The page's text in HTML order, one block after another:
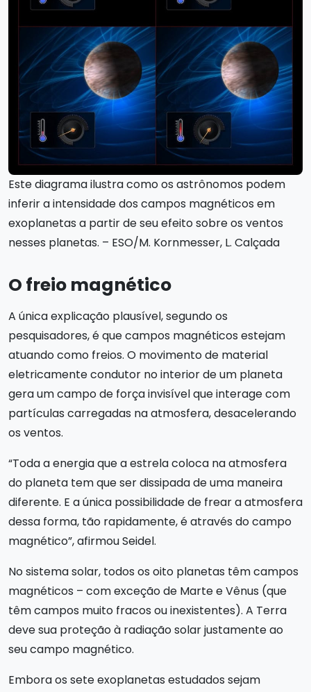
Este diagrama ilustra como os astrônomos podem
inferir a intensidade dos campos magnéticos em
exoplanetas a partir de seu efeito sobre os ventos
nesses planetas. – ESO/M. Kornmesser, L. Calçada
O freio magnético
A única explicação plausível, segundo os
pesquisadores, é que campos magnéticos estejam
atuando como freios. O movimento de material
eletricamente condutor no interior de um planeta
gera um campo de força invisível que interage com
partículas carregadas na atmosfera, desacelerando
os ventos.
“Toda a energia que a estrela coloca na atmosfera
do planeta tem que ser dissipada de uma maneira
diferente. E a única possibilidade de frear a atmosfera
dessa forma, tão rapidamente, é através do campo
magnético”, afirmou Seidel.
No sistema solar, todos os oito planetas têm campos
magnéticos – com exceção de Marte e Vênus (que
têm campos muito fracos ou inexistentes). A Terra
deve sua proteção à radiação solar justamente ao
seu campo magnético.
Embora os sete exoplanetas estudados sejam